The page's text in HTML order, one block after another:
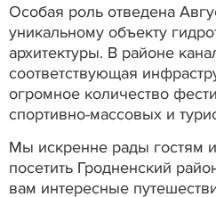
Особая роль отведена
уникальному объекту
архитектуры. В районе
соответствующая
огромное количество
спортивно-массовых и
Мы искренне рады гостям
посетить Гродненский
вам интересные